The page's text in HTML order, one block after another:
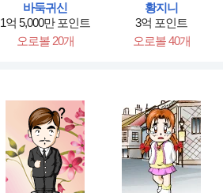
바둑귀신
1억 5,000만 포인트
오로볼 20개
황지니
3억 포인트
오로볼 40개